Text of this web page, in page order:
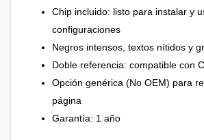
Chip incluido: listo para instalar y
configuraciones
Negros intensos, textos nítidos y
Doble referencia: compatible con
Opción genérica (No OEM) para
página
Garantía: 1 año